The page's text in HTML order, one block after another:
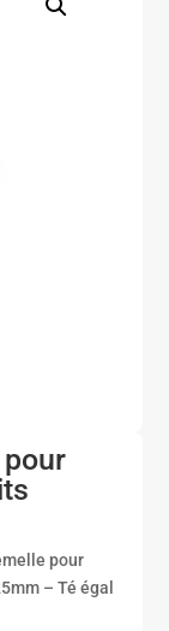
pour
pour
– Té égal